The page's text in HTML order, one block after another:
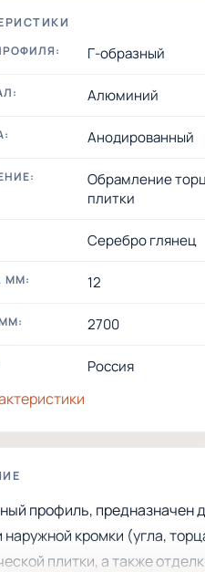
Г-образный
Алюминий
Анодированный
Обрамление
плитки
Серебро глянец
ММ: 12
2700
Россия
профиль, предназначен
наружной кромки (угла,
плитки, а также